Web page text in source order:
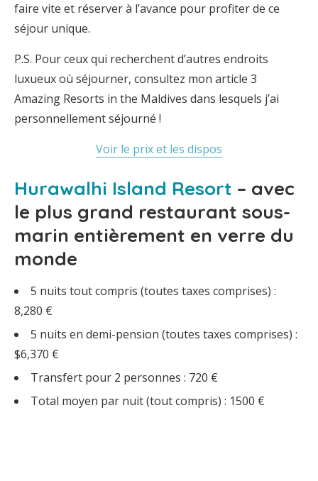
faire vite et réserver à l’avance pour profiter de ce
séjour unique.
P.S. Pour ceux qui recherchent d’autres endroits
luxueux où séjourner, consultez mon article 3
Amazing Resorts in the Maldives dans lesquels j’ai
personnellement séjourné !
Voir le prix et les dispos
Hurawalhi Island Resort – avec
le plus grand restaurant sous-
marin entièrement en verre du
monde
5 nuits tout compris (toutes taxes comprises) :
8,280 €
5 nuits en demi-pension (toutes taxes comprises) :
$6,370 €
Transfert pour 2 personnes : 720 €
Total moyen par nuit (tout compris) : 1500 €